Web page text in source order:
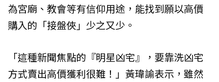
為宮廟、教會等有信仰用途，能找到願以高價
購入的「接盤俠」少之又少。
「這種新聞焦點的『明星凶宅』，要靠洗凶宅
方式賣出高價獲利很難！」黃瑋諭表示，雖然